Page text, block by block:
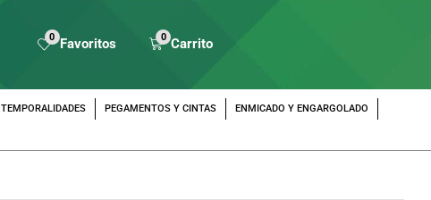
0 Favoritos 0 Carrito
TEMPORALIDADES PEGAMENTOS Y CINTAS
ENMICADO Y ENGARGOLADO